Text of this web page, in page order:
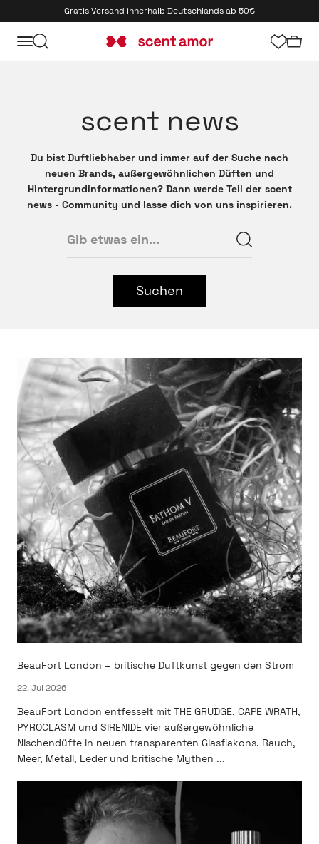
Zum Inhalt springenGratis Versand innerhalb Deutschlands ab 50€
MenüSuche scent amor
scent news
Du bist Duftliebhaber und immer auf der Suche nach
neuen Brands, außergewöhnlichen Düften und
Hintergrundinformationen? Dann werde Teil der scent
news - Community und lasse dich von uns inspirieren.
Suchen
BeauFort London – britische Duftkunst gegen den Strom
22. Jul 2026
BeauFort London entfesselt mit THE GRUDGE, CAPE WRATH,
PYROCLASM und SIRENIDE vier außergewöhnliche
Nischendüfte in neuen transparenten Glasflakons. Rauch,
Meer, Metall, Leder und britische Mythen ...